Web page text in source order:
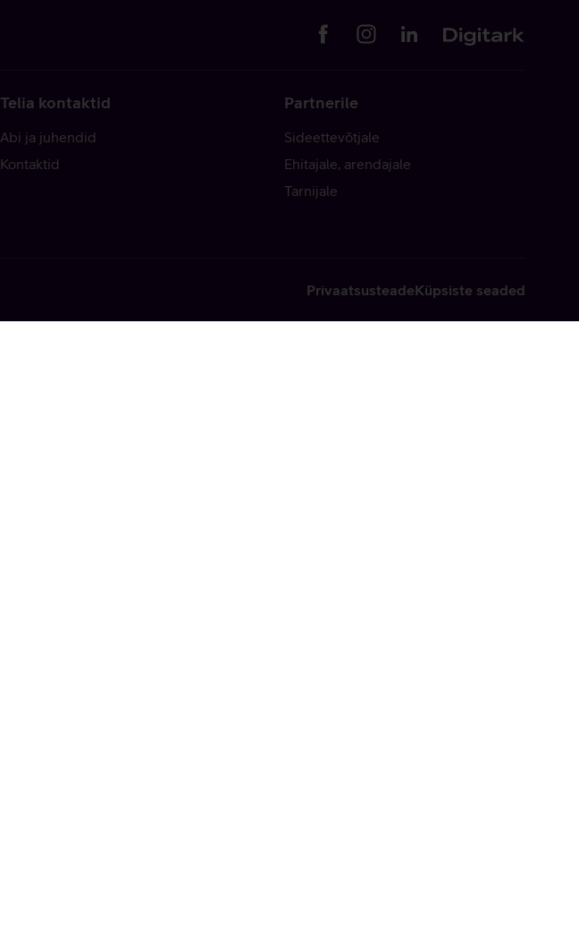
Telia kontaktid
Abi ja juhendid
Kontaktid
Partnerile
Sideettevõtjale
Ehitajale, arendajale
Tarnijale
PrivaatsusteadeKüpsiste seaded